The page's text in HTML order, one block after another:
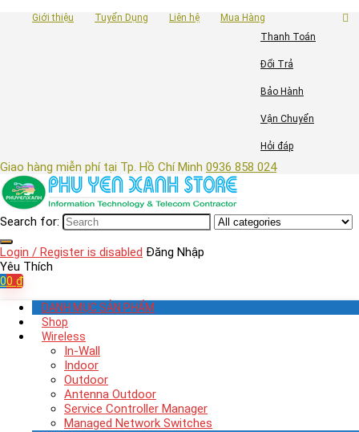
Giới thiệu Tuyển Dụng Liên hệ
Mua Hàng
Thanh Toán
Đổi Trả
Bảo Hành
Vận Chuyển
Hỏi đáp
Giao hàng miễn phí tại Tp. Hồ Chí Minh 0936 858 024
Search for:
Login / Register is disabled Đăng Nhập
Yêu Thích
00 ₫
DANH MỤC SẢN PHẨM
Shop
Wireless
In-Wall
Indoor
Outdoor
Antenna Outdoor
Service Controller Manager
Managed Network Switches